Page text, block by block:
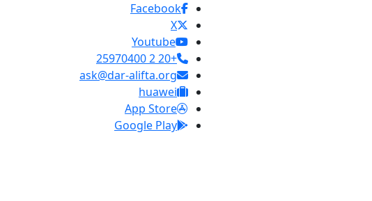
Facebook
X
Youtube
+20 2 25970400
ask@dar-alifta.org
huawei
App Store
Google Play